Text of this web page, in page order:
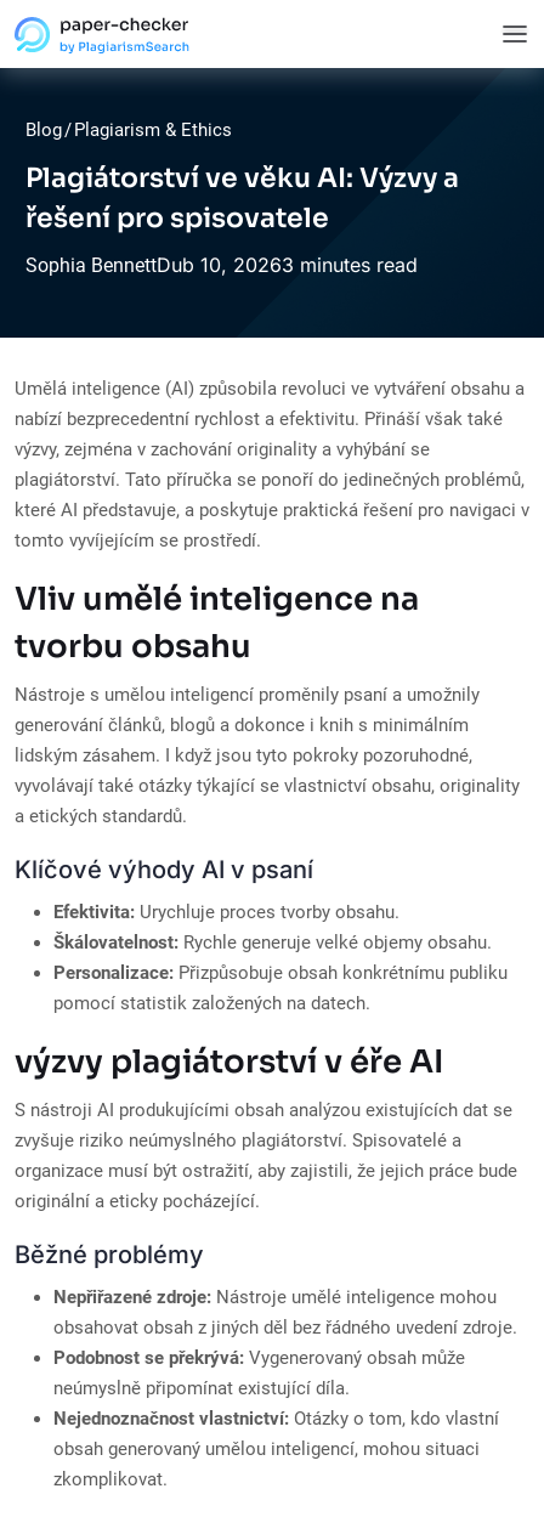
Blog/Plagiarism & Ethics
Plagiátorství ve věku AI: Výzvy a
řešení pro spisovatele
Sophia BennettDub 10, 20263 minutes read
Umělá inteligence (AI) způsobila revoluci ve vytváření obsahu a
nabízí bezprecedentní rychlost a efektivitu. Přináší však také
výzvy, zejména v zachování originality a vyhýbání se
plagiátorství. Tato příručka se ponoří do jedinečných problémů,
které AI představuje, a poskytuje praktická řešení pro navigaci v
tomto vyvíjejícím se prostředí.
Vliv umělé inteligence na
tvorbu obsahu
Nástroje s umělou inteligencí proměnily psaní a umožnily
generování článků, blogů a dokonce i knih s minimálním
lidským zásahem. I když jsou tyto pokroky pozoruhodné,
vyvolávají také otázky týkající se vlastnictví obsahu, originality
a etických standardů.
Klíčové výhody AI v psaní
Efektivita: Urychluje proces tvorby obsahu.
Škálovatelnost: Rychle generuje velké objemy obsahu.
Personalizace: Přizpůsobuje obsah konkrétnímu publiku
pomocí statistik založených na datech.
výzvy plagiátorství v éře AI
S nástroji AI produkujícími obsah analýzou existujících dat se
zvyšuje riziko neúmyslného plagiátorství. Spisovatelé a
organizace musí být ostražití, aby zajistili, že jejich práce bude
originální a eticky pocházející.
Běžné problémy
Nepřiřazené zdroje: Nástroje umělé inteligence mohou
obsahovat obsah z jiných děl bez řádného uvedení zdroje.
Podobnost se překrývá: Vygenerovaný obsah může
neúmyslně připomínat existující díla.
Nejednoznačnost vlastnictví: Otázky o tom, kdo vlastní
obsah generovaný umělou inteligencí, mohou situaci
zkomplikovat.